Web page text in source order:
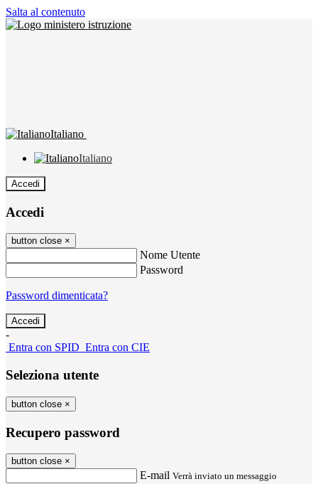
Salta al contenuto
Italiano
Italiano
Accedi
Accedi
button close ×
Nome Utente
Password
Password dimenticata?
-
Entra con SPID Entra con CIE
Seleziona utente
button close ×
Recupero password
button close ×
E-mail Verrà inviato un messaggio